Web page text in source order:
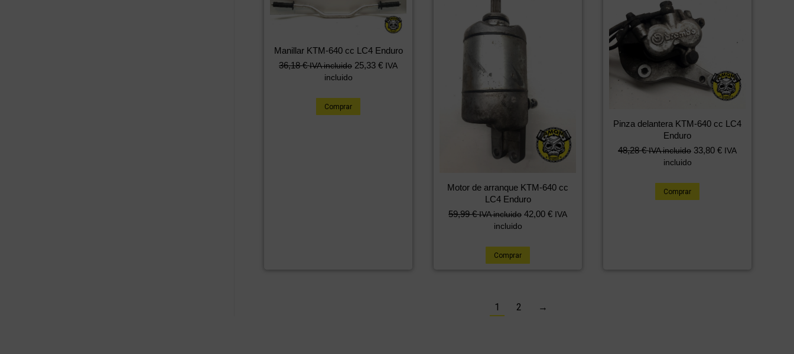
Manillar KTM-640 cc LC4 Enduro
36,18€ IVA incluido 25,33 € IVA
incluido
Comprar
Motor de arranque KTM-640 cc
LC4 Enduro
59,99€ IVA incluido 42,00 € IVA
incluido
Comprar
Pinza delantera KTM-640 cc LC4
Enduro
48,28€ IVA incluido 33,80 € IVA
incluido
Comprar
1 2 →